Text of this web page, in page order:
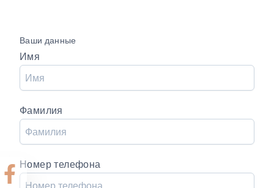
Ваши данные
Имя
Фамилия
Номер телефона